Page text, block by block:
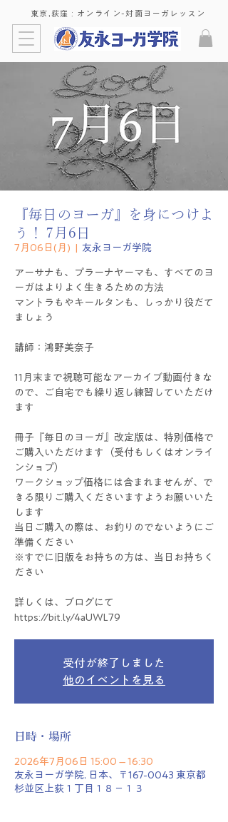
東京,荻窪 : ​オンライン-対面ヨーガレッスン
『毎日のヨーガ』を身につけよ
う！ 7月6日
7月06日(月) 友永ヨーガ学院
アーサナも、プラーナヤーマも、すべてのヨ
ーガはよりよく生きるための方法
マントラもやキールタンも、しっかり役だて
ましょう
講師：鴻野美奈子
11月末まで視聴可能なアーカイブ動画付きな
ので、ご自宅でも繰り返し練習していただけ
ます
冊子『毎日のヨーガ』改定版は、特別価格で
ご購入いただけます（受付もしくはオンライ
ンショプ）
ワークショップ価格には含まれませんが、で
きる限りご購入くださいますようお願いいた
します
当日ご購入の際は、お釣りのでないようにご
準備ください
※すでに旧版をお持ちの方は、当日お持ちく
ださい
詳しくは、ブログにて
https://bit.ly/4aUWL79
受付が終了しました
他のイベントを見る
日時・場所
2026年7月06日 15:00 – 16:30
友永ヨーガ学院, 日本、〒167-0043 東京都
杉並区上荻１丁目１８−１３